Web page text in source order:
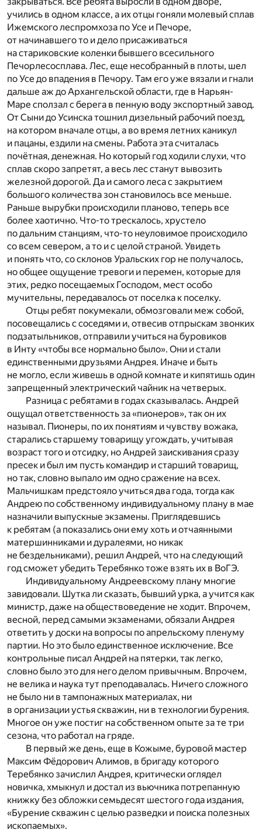
учились в одном классе, а их отцы гоняли молевый сплав
Ижемского леспромхоза по Усе и Печоре,
от начинавшего то и дело присаживаться
на стариковские коленки бывшего всесильного
Печорлесосплава. Лес, еще несобранный в плоты, шел
по Усе до впадения в Печору. Там его уже вязали и гнали
дальше аж до Архангельской области, где в Нарьян-
Маре сползал с берега в пенную воду экспортный завод.
От Сыни до Усинска тошнил дизельный рабочий поезд,
на котором вначале отцы, а во время летних каникул
и пацаны, ездили на смены. Работа эта считалась
почётная, денежная. Но который год ходили слухи, что
сплав скоро запретят, а весь лес станут вывозить
железной дорогой. Да и самого леса с закрытием
большого количества зон становилось все меньше.
Раньше вырубки происходили планово, теперь все
более хаотично. Что-то трескалось, хрустело
по дальним станциям, что-то неуловимое происходило
со всем севером, а то и с целой страной. Увидеть
и понять что, со склонов Уральских гор не получалось,
но общее ощущение тревоги и перемен, которые для
этих, редко посещаемых Господом, мест особо
мучительны, передавалось от поселка к поселку.
Отцы ребят покумекали, обмозговали меж собой,
посовещались с соседями и, отвесив отпрыскам звонких
подзатыльников, отправили учиться на буровиков
в Инту «чтобы все нормально было». Они и стали
единственными друзьями Андрея. Иначе и быть
не могло, если живешь в одной комнате и кипятишь один
запрещенный электрический чайник на четверых.
Разница с ребятами в годах сказывалась. Андрей
ощущал ответственность за «пионеров», так он их
называл. Пионеры, по их понятиям и чувству вожака,
старались старшему товарищу угождать, учитывая
возраст того и отсидку, но Андрей заискивания сразу
пресек и был им пусть командир и старший товарищ,
но так, словно выпало им одно сражение на всех.
Мальчишкам предстояло учиться два года, тогда как
Андрею по собственному индивидуальному плану в мае
назначили выпускные экзамены. Приглядевшись
к ребятам (а показались они ему хоть и отчаянными
матершинниками и дуралеями, но никак
не бездельниками), решил Андрей, что на следующий
год сможет убедить Теребянко тоже взять их в ВоГЭ.
Индивидуальному Андреевскому плану многие
завидовали. Шутка ли сказать, бывший урка, а учится как
министр, даже на обществоведение не ходит. Впрочем,
весной, перед самыми экзаменами, обязали Андрея
ответить у доски на вопросы по апрельскому пленуму
партии. Но это было единственное исключение. Все
контрольные писал Андрей на пятерки, так легко,
словно было это для него делом привычным. Впрочем,
не велика и наука тут преподавалась. Ничего сложного
не было ни в тампонажных материалах, ни
в организации устья скважин, ни в технологии бурения.
Многое он уже постиг на собственном опыте за те три
сезона, что работал на гряде.
В первый же день, еще в Кожыме, буровой мастер
Максим Фёдорович Алимов, в бригаду которого
Теребянко зачислил Андрея, критически оглядел
новичка, хмыкнул и достал из вьючника потрепанную
книжку без обложки семьдесят шестого года издания,
«Бурение скважин с целью разведки и поиска полезных
ископаемых».